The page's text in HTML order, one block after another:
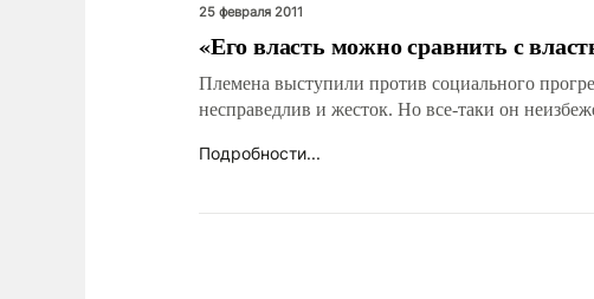
25 февраля 2011
«Его власть можно сравнить с
Племена выступили против социального
несправедлив и жесток. Но все-таки он
Подробности...